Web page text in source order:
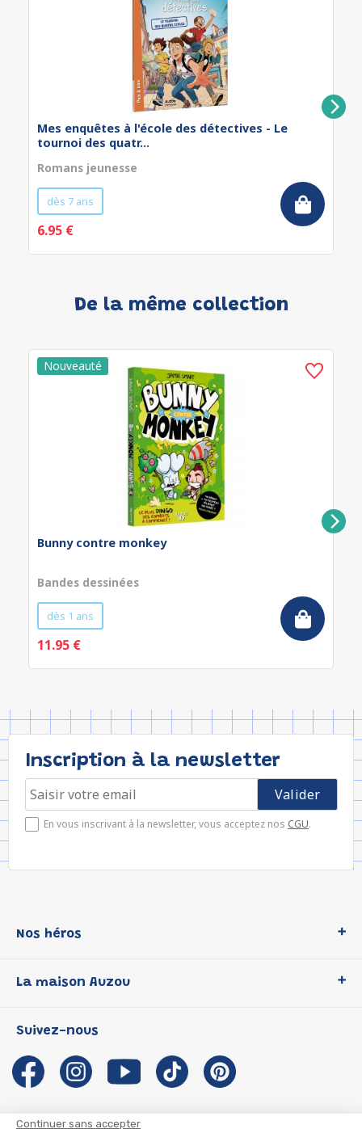
Continuer sans accepter
Mes enquêtes à l'école des détectives - Le
tournoi des quatr...
Romans jeunesse
dès 7 ans
6.95 €
De la même collection
Bunny contre monkey
Bandes dessinées
dès 1 ans
11.95 €
Inscription à la newsletter
En vous inscrivant à la newsletter, vous acceptez nos CGU.
Nos héros
P'tit Loup
Les Influenceuses
Migali
Petite Taupe
La maison Auzou
Notre histoire
Auzou s'engage
Auteurs et illustrateurs Auzou
Suivez-nous